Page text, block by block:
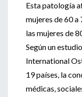
Esta patología
mujeres de 60 a
las mujeres de
Según un
International
19 países, la
médicas,